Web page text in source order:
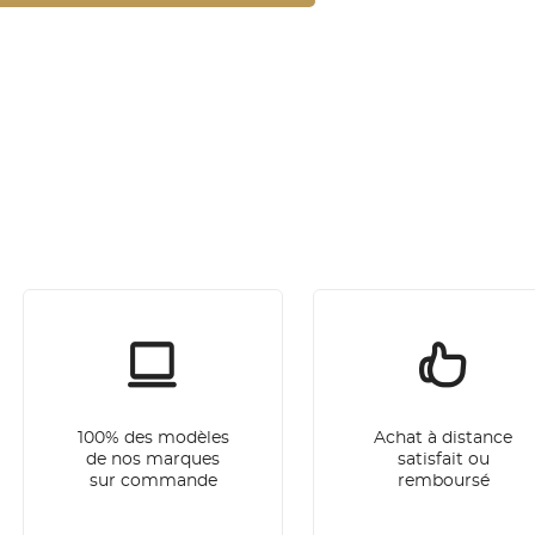
100% des modèles
de nos marques
sur commande
Achat à distance
satisfait ou
remboursé